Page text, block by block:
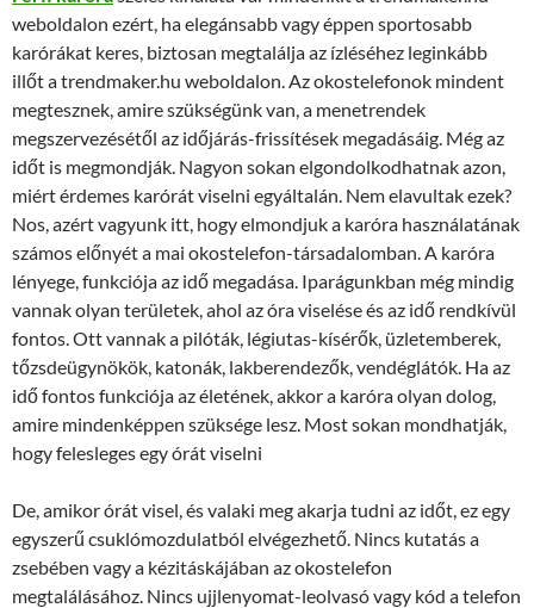
weboldalon ezért, ha elegánsabb vagy éppen sportosabb
karórákat keres, biztosan megtalálja az ízléséhez leginkább
illőt a trendmaker.hu weboldalon. Az okostelefonok mindent
megtesznek, amire szükségünk van, a menetrendek
megszervezésétől az időjárás-frissítések megadásáig. Még az
időt is megmondják. Nagyon sokan elgondolkodhatnak azon,
miért érdemes karórát viselni egyáltalán. Nem elavultak ezek?
Nos, azért vagyunk itt, hogy elmondjuk a karóra használatának
számos előnyét a mai okostelefon-társadalomban. A karóra
lényege, funkciója az idő megadása. Iparágunkban még mindig
vannak olyan területek, ahol az óra viselése és az idő rendkívül
fontos. Ott vannak a pilóták, légiutas-kísérők, üzletemberek,
tőzsdeügynökök, katonák, lakberendezők, vendéglátók. Ha az
idő fontos funkciója az életének, akkor a karóra olyan dolog,
amire mindenképpen szüksége lesz. Most sokan mondhatják,
hogy felesleges egy órát viselni
De, amikor órát visel, és valaki meg akarja tudni az időt, ez egy
egyszerű csuklómozdulatból elvégezhető. Nincs kutatás a
zsebében vagy a kézitáskájában az okostelefon
megtalálásához. Nincs ujjlenyomat-leolvasó vagy kód a telefon